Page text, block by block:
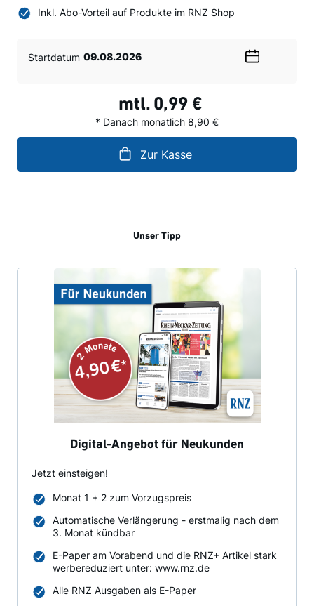
Inkl. Abo-Vorteil auf Produkte im RNZ Shop
Startdatum
mtl. 0,99 €
* Danach monatlich 8,90 €
Zur Kasse
Unser Tipp
Digital-Angebot für Neukunden
Jetzt einsteigen!
Monat 1 + 2 zum Vorzugspreis
Automatische Verlängerung - erstmalig nach dem
3. Monat kündbar
E-Paper am Vorabend und die RNZ+ Artikel stark
werbereduziert unter: www.rnz.de
Alle RNZ Ausgaben als E-Paper